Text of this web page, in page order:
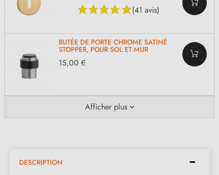
(41 avis)
BUTÉE DE PORTE CHROME SATINÉ
STOPPER, POUR SOL ET MUR
15,00 €
Afficher plus
DESCRIPTION